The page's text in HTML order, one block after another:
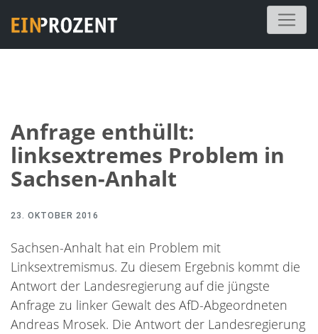
Anfrage enthüllt:
linksextremes Problem in
Sachsen-Anhalt
23. OKTOBER 2016
Sachsen-Anhalt hat ein Problem mit
Linksextremismus. Zu diesem Ergebnis kommt die
Antwort der Landesregierung auf die jüngste
Anfrage zu linker Gewalt des AfD-Abgeordneten
Andreas Mrosek. Die Antwort der Landesregierung